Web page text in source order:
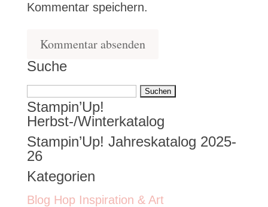
Kommentar speichern.
Suche
Suchen
nach:
Stampin’Up!
Herbst-/Winterkatalog
Stampin’Up! Jahreskatalog 2025-
26
Kategorien
Blog Hop Inspiration & Art